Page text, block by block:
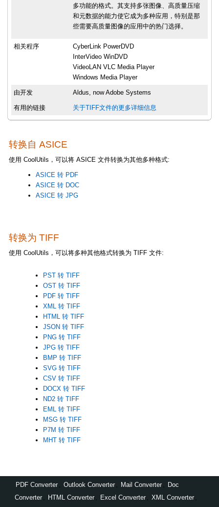
多功能的格式。其支持多张图像、高质量压缩
和元数据的能力使它成为多种应用，特别是那
些需要高质量图像的应用中的热门选择。
相关程序
CyberLink PowerDVD
InterVideo WinDVD
VideoLAN VLC Media Player
Windows Media Player
由开发 Aldus, now Adobe Systems
有用的链接 关于TIFF文件的更多详细信息
转换自 ASICE
使用 CoolUtils，可以将 ASICE 文件转换为其他多种格式:
ASICE 转 PDF
ASICE 转 DOC
ASICE 转 JPG
转换为 TIFF
使用 CoolUtils，可以将多种其他格式转换为 TIFF 文件:
PST 转 TIFF
OST 转 TIFF
PDF 转 TIFF
XML 转 TIFF
HTML 转 TIFF
JSON 转 TIFF
PNG 转 TIFF
JPG 转 TIFF
BMP 转 TIFF
SVG 转 TIFF
CSV 转 TIFF
DOCX 转 TIFF
ND2 转 TIFF
EML 转 TIFF
MSG 转 TIFF
P7M 转 TIFF
MHT 转 TIFF
PDF Converter Outlook Converter Mail Converter
Doc
Converter
HTML Converter Excel Converter XML Converter